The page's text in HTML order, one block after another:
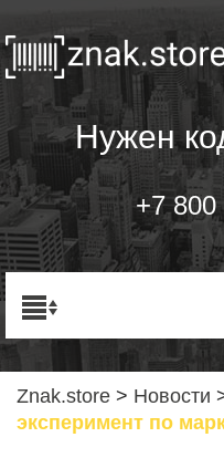
Нужен
+7 800
Znak.store > Новости
эксперимент по